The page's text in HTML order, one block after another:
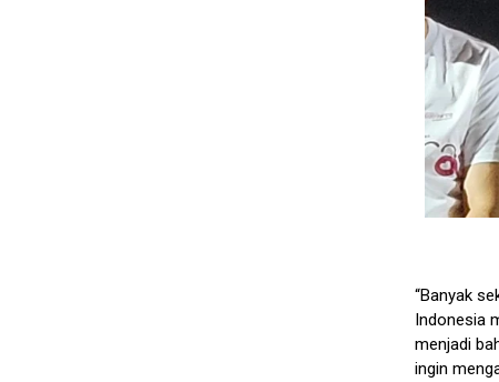
“Banyak
Indonesia
menjadi
ingin